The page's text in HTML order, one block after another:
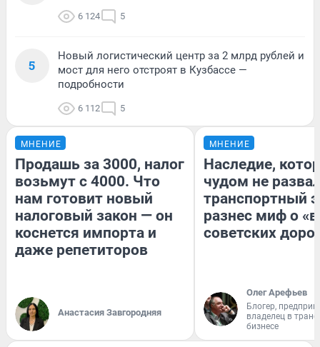
6 124 5
5
Новый логистический центр за 2 млрд рублей и
мост для него отстроят в Кузбассе —
подробности
6 112 5
МНЕНИЕ
Продашь за 3000, налог
возьмут с 4000. Что
нам готовит новый
налоговый закон — он
коснется импорта и
даже репетиторов
Анастасия Завгородняя
МНЕНИЕ
Наследие,
чудом не
транспортный
разнес миф о
советских
Олег Арефьев
Блогер,
владелец в
бизнесе